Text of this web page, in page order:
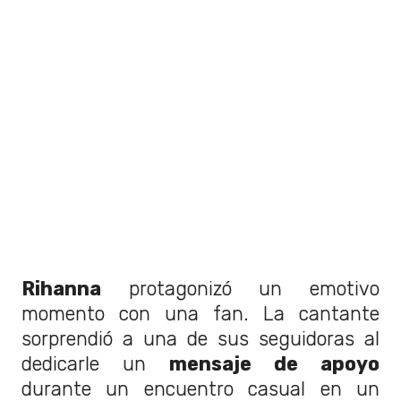
Rihanna protagonizó un emotivo
momento con una fan. La cantante
sorprendió a una de sus seguidoras al
dedicarle un mensaje de apoyo
durante un encuentro casual en un